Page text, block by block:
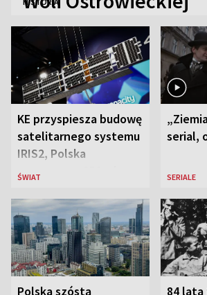
KE przyspiesza budowę
satelitarnego systemu
IRIS2, Polska
przeznaczy 656 mln
ŚWIAT
serial,
SERIALE
Polska szóstą
84